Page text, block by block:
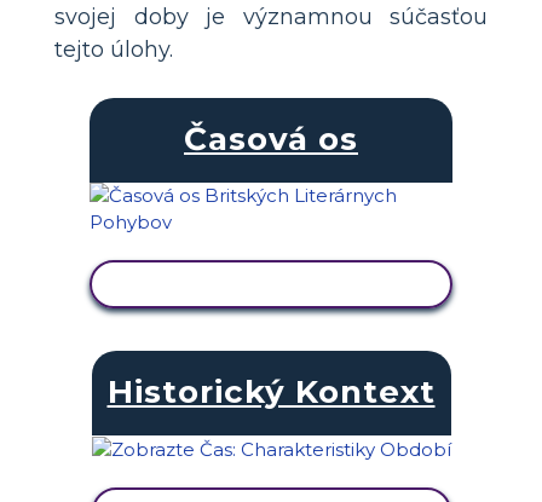
svojej doby je významnou súčasťou
tejto úlohy.
Časová os
Historický Kontext